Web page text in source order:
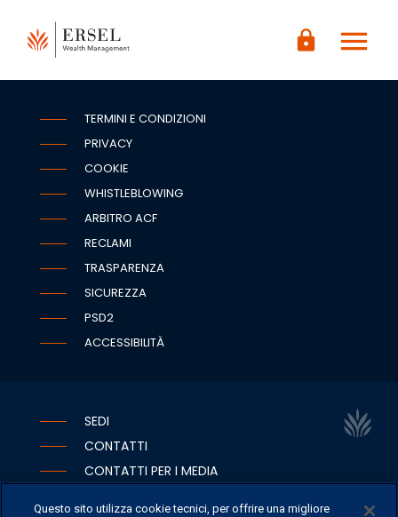
CONTENUTO
PRINCIPALE
lock menu
TERMINI E CONDIZIONI
PRIVACY
COOKIE
WHISTLEBLOWING
ARBITRO ACF
RECLAMI
TRASPARENZA
SICUREZZA
PSD2
ACCESSIBILITÀ
SEDI
CONTATTI
CONTATTI PER I MEDIA
Questo sito utilizza cookie tecnici, per offrire una migliore